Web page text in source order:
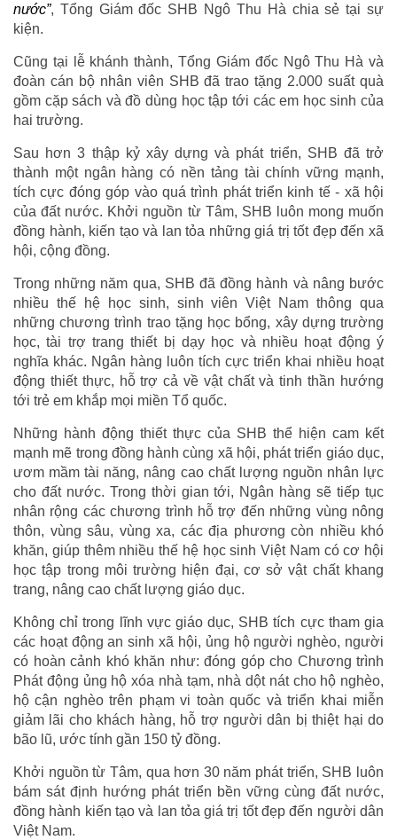
nước”, Tổng Giám đốc SHB Ngô Thu Hà chia sẻ tại sự
kiện.
Cũng tại lễ khánh thành, Tổng Giám đốc Ngô Thu Hà và
đoàn cán bộ nhân viên SHB đã trao tặng 2.000 suất quà
gồm cặp sách và đồ dùng học tập tới các em học sinh của
hai trường.
Sau hơn 3 thập kỷ xây dựng và phát triển, SHB đã trở
thành một ngân hàng có nền tảng tài chính vững mạnh,
tích cực đóng góp vào quá trình phát triển kinh tế - xã hội
của đất nước. Khởi nguồn từ Tâm, SHB luôn mong muốn
đồng hành, kiến tạo và lan tỏa những giá trị tốt đẹp đến xã
hội, cộng đồng.
Trong những năm qua, SHB đã đồng hành và nâng bước
nhiều thế hệ học sinh, sinh viên Việt Nam thông qua
những chương trình trao tặng học bổng, xây dựng trường
học, tài trợ trang thiết bị dạy học và nhiều hoạt động ý
nghĩa khác. Ngân hàng luôn tích cực triển khai nhiều hoạt
động thiết thực, hỗ trợ cả về vật chất và tinh thần hướng
tới trẻ em khắp mọi miền Tổ quốc.
Những hành động thiết thực của SHB thể hiện cam kết
mạnh mẽ trong đồng hành cùng xã hội, phát triển giáo dục,
ươm mầm tài năng, nâng cao chất lượng nguồn nhân lực
cho đất nước. Trong thời gian tới, Ngân hàng sẽ tiếp tục
nhân rộng các chương trình hỗ trợ đến những vùng nông
thôn, vùng sâu, vùng xa, các địa phương còn nhiều khó
khăn, giúp thêm nhiều thế hệ học sinh Việt Nam có cơ hội
học tập trong môi trường hiện đại, cơ sở vật chất khang
trang, nâng cao chất lượng giáo dục.
Không chỉ trong lĩnh vực giáo dục, SHB tích cực tham gia
các hoạt động an sinh xã hội, ủng hộ người nghèo, người
có hoàn cảnh khó khăn như: đóng góp cho Chương trình
Phát động ủng hộ xóa nhà tạm, nhà dột nát cho hộ nghèo,
hộ cận nghèo trên phạm vi toàn quốc và triển khai miễn
giảm lãi cho khách hàng, hỗ trợ người dân bị thiệt hại do
bão lũ, ước tính gần 150 tỷ đồng.
Khởi nguồn từ Tâm, qua hơn 30 năm phát triển, SHB luôn
bám sát định hướng phát triển bền vững cùng đất nước,
đồng hành kiến tạo và lan tỏa giá trị tốt đẹp đến người dân
Việt Nam.